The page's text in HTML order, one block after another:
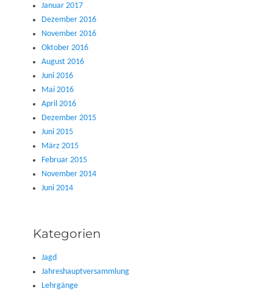
Januar 2017
Dezember 2016
November 2016
Oktober 2016
August 2016
Juni 2016
Mai 2016
April 2016
Dezember 2015
Juni 2015
März 2015
Februar 2015
November 2014
Juni 2014
Kategorien
Jagd
Jahreshauptversammlung
Lehrgänge